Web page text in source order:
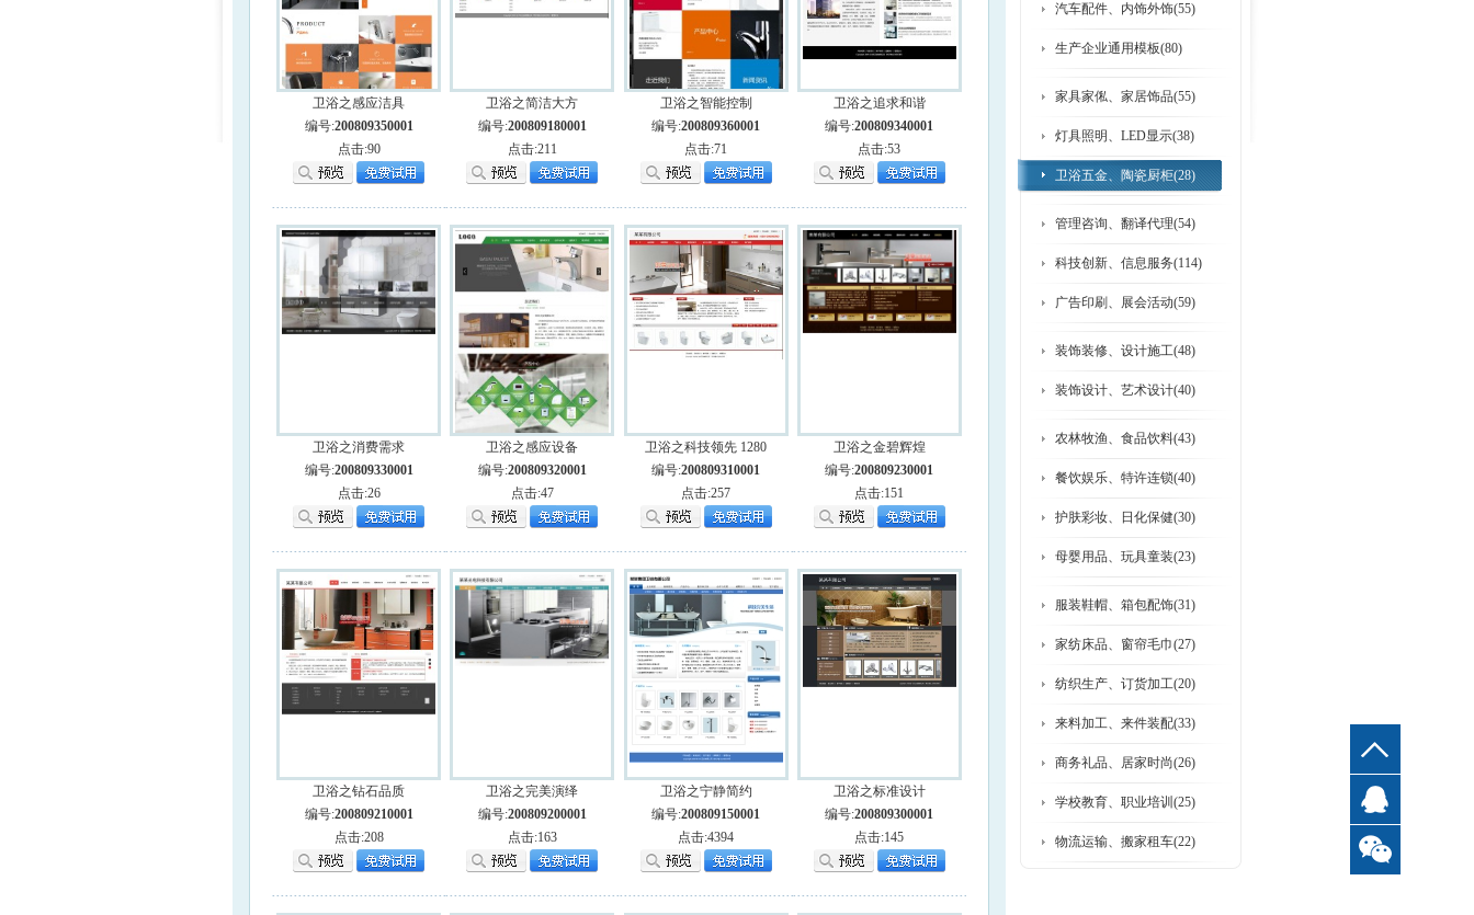
卫浴之感应洁具
编号:200809350001
点击:90
卫浴之简洁大方
编号:200809180001
点击:211
卫浴之智能控制
编号:200809360001
点击:71
卫浴之追求和谐
编号:200809340001
点击:53
卫浴之消费需求
编号:200809330001
点击:26
卫浴之感应设备
编号:200809320001
点击:47
卫浴之科技领先 1280
编号:200809310001
点击:257
卫浴之金碧辉煌
编号:200809230001
点击:151
卫浴之钻石品质
编号:200809210001
点击:208
卫浴之完美演绎
编号:200809200001
点击:163
卫浴之宁静简约
编号:200809150001
点击:4394
卫浴之标准设计
编号:200809300001
点击:145
汽车配件、内饰外饰(55)
生产企业通用模板(80)
家具家俬、家居饰品(55)
灯具照明、LED显示(38)
卫浴五金、陶瓷厨柜(28)
管理咨询、翻译代理(54)
科技创新、信息服务(114)
广告印刷、展会活动(59)
装饰装修、设计施工(48)
装饰设计、艺术设计(40)
农林牧渔、食品饮料(43)
餐饮娱乐、特许连锁(40)
护肤彩妆、日化保健(30)
母婴用品、玩具童装(23)
服装鞋帽、箱包配饰(31)
家纺床品、窗帘毛巾(27)
纺织生产、订货加工(20)
来料加工、来件装配(33)
商务礼品、居家时尚(26)
学校教育、职业培训(25)
物流运输、搬家租车(22)